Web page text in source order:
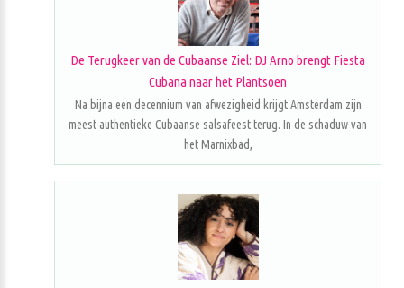
De Terugkeer van de Cubaanse Ziel: DJ Arno brengt Fiesta
Cubana naar het Plantsoen
Na bijna een decennium van afwezigheid krijgt Amsterdam zijn
meest authentieke Cubaanse salsafeest terug. In de schaduw van
het Marnixbad,